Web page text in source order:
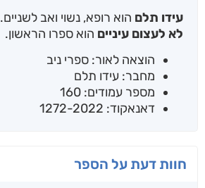
עידו תלם הוא רופא, נשוי ואב לשניים.
לא לעצום עיניים הוא ספרו הראשון.
הוצאה לאור: ספרי ניב
מחבר: עידו תלם
מספר עמודים: 160
דאנאקוד: 1272-2022
חוות דעת על הספר